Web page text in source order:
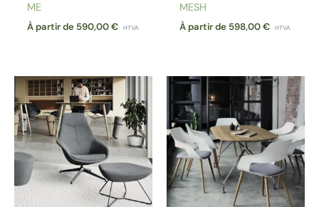
ME
À partir de 590,00€ HTVA
MESH
À partir de 598,00€ HTVA